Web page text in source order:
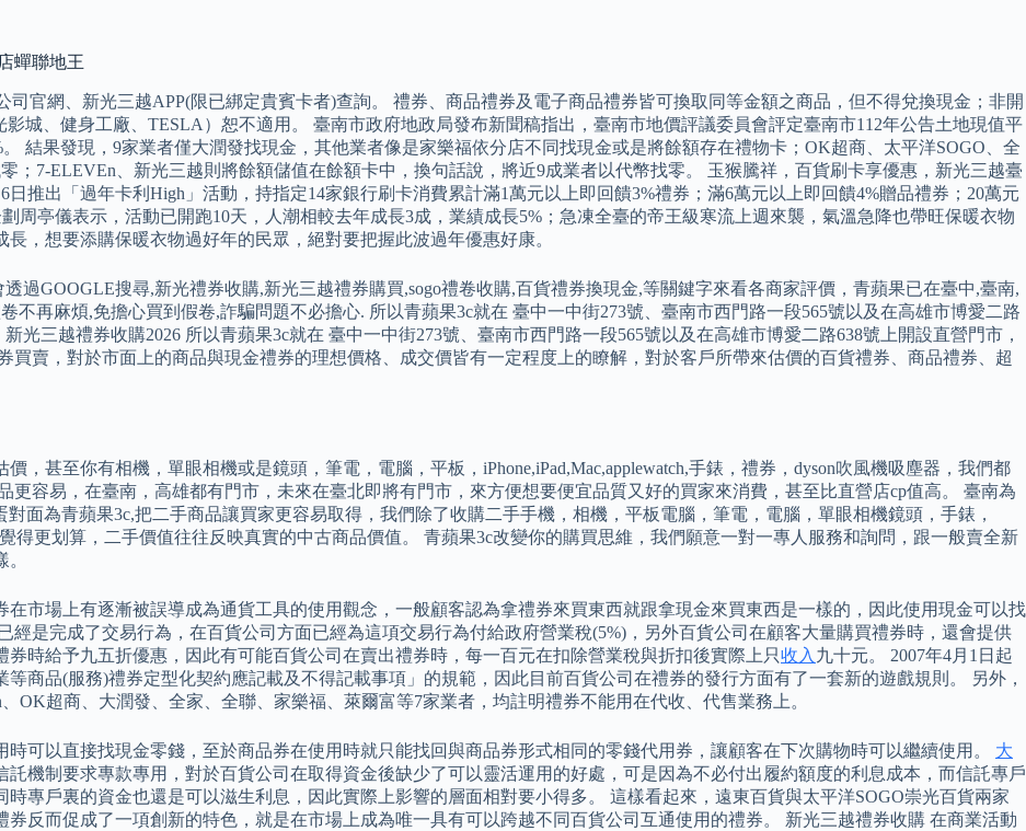
蟬聯地王
官網、新光三越APP(限已綁定貴賓卡者)查詢。 禮券、商品禮券及電子商品禮券皆可換取同等金額之商品，但不得兌換現金；非開
影城、健身工廠、TESLA）恕不適用。 臺南市政府地政局發布新聞稿指出，臺南市地價評議委員會評定臺南市112年公告土地現值平
結果發現，9家業者僅大潤發找現金，其他業者像是家樂福依分店不同找現金或是將餘額存在禮物卡；OK超商、太平洋SOGO、全
；7-ELEVEn、新光三越則將餘額儲值在餘額卡中，換句話說，將近9成業者以代幣找零。 玉猴騰祥，百貨刷卡享優惠，新光三越臺
推出「過年卡利High」活動，持指定14家銀行刷卡消費累計滿1萬元以上即回饋3%禮券；滿6萬元以上即回饋4%贈品禮券；20萬元
周亭儀表示，活動已開跑10天，人潮相較去年成長3成，業績成長5%；急凍全臺的帝王級寒流上週來襲，氣溫急降也帶旺保暖衣物
，想要添購保暖衣物過好年的民眾，絕對要把握此波過年優惠好康。
過GOOGLE搜尋,新光禮券收購,新光三越禮券購買,sogo禮卷收購,百貨禮券換現金,等關鍵字來看各商家評價，青蘋果已在臺中,臺南,
不再麻煩,免擔心買到假卷,詐騙問題不必擔心. 所以青蘋果3c就在 臺中一中街273號、臺南市西門路一段565號以及在高雄市博愛二路
光三越禮券收購2026 所以青蘋果3c就在 臺中一中街273號、臺南市西門路一段565號以及在高雄市博愛二路638號上開設直營門市，
賣，對於市面上的商品與現金禮券的理想價格、成交價皆有一定程度上的瞭解，對於客戶所帶來估價的百貨禮券、商品禮券、超
，甚至你有相機，單眼相機或是鏡頭，筆電，電腦，平板，iPhone,iPad,Mac,applewatch,手錶，禮券，dyson吹風機吸塵器，我們都
容易，在臺南，高雄都有門市，未來在臺北即將有門市，來方便想要便宜品質又好的買家來消費，甚至比直營店cp值高。 臺南為
面為青蘋果3c,把二手商品讓買家更容易取得，我們除了收購二手手機，相機，平板電腦，筆電，電腦，單眼相機鏡頭，手錶，
得更划算，二手價值往往反映真實的中古商品價值。 青蘋果3c改變你的購買思維，我們願意一對一專人服務和詢問，跟一般賣全新
市場上有逐漸被誤導成為通貨工具的使用觀念，一般顧客認為拿禮券來買東西就跟拿現金來買東西是一樣的，因此使用現金可以找
是完成了交易行為，在百貨公司方面已經為這項交易行為付給政府營業稅(5%)，另外百貨公司在顧客大量購買禮券時，還會提供
時給予九五折優惠，因此有可能百貨公司在賣出禮券時，每一百元在扣除營業稅與折扣後實際上只收入 九十元。 2007年4月1日起
商品(服務)禮券定型化契約應記載及不得記載事項」的規範，因此目前百貨公司在禮券的發行方面有了一套新的遊戲規則。 另外，
OK超商、大潤發、全家、全聯、家樂福、萊爾富等7家業者，均註明禮券不能用在代收、代售業務上。
可以直接找現金零錢，至於商品券在使用時就只能找回與商品券形式相同的零錢代用券，讓顧客在下次購物時可以繼續使用。 大
機制要求專款專用，對於百貨公司在取得資金後缺少了可以靈活運用的好處，可是因為不必付出履約額度的利息成本，而信託專戶
專戶裏的資金也還是可以滋生利息，因此實際上影響的層面相對要小得多。 這樣看起來，遠東百貨與太平洋SOGO崇光百貨兩家
反而促成了一項創新的特色，就是在市場上成為唯一具有可以跨越不同百貨公司互通使用的禮券。 新光三越禮券收購 在商業活動